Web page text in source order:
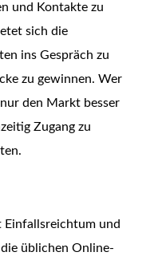
und Kontakte zu
sich die
ins Gespräch zu
zu gewinnen. Wer
den Markt besser
Zugang zu
Einfallsreichtum und
üblichen Online-